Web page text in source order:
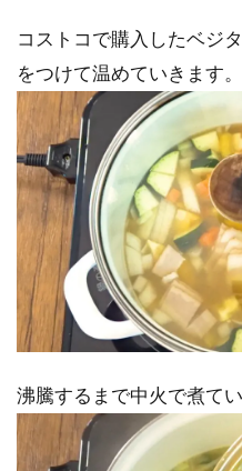
コストコで購入したベジ
をつけて温めていきます。
沸騰するまで中火で煮てい